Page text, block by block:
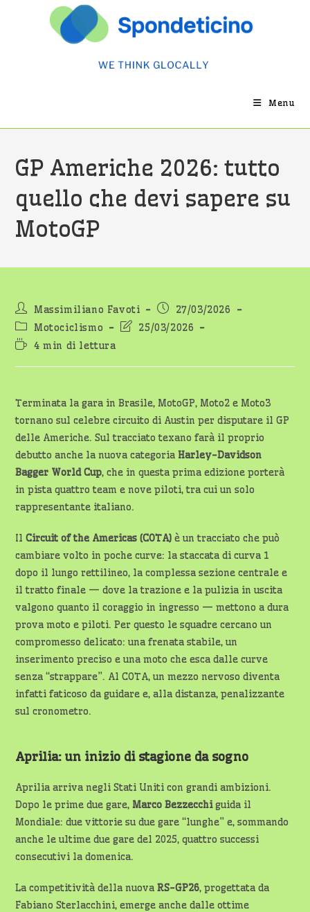
Menu
GP Americhe 2026: tutto
quello che devi sapere su
MotoGP
Autore
dell'articolo:
Massimiliano Favoti
Articolo
pubblicato:
27/03/2026
Categoria
dell'articolo:
Motociclismo
Ultima25/03/2026
Tempo
lettura:
4 min di lettura
Terminata la gara in Brasile, MotoGP, Moto2 e Moto3
tornano sul celebre circuito di Austin per disputare il GP
delle Americhe. Sul tracciato texano farà il proprio
debutto anche la nuova categoriaHarley-Davidson
Bagger World Cup, che in questa prima edizione porterà
in pista quattro team e nove piloti, tra cui un solo
rappresentante italiano.
IlCircuit of the Americas (COTA) è un tracciato che può
cambiare volto in poche curve: la staccata di curva 1
dopo il lungo rettilineo, la complessa sezione centrale e
il tratto finale — dove la trazione e la pulizia in uscita
valgono quanto il coraggio in ingresso — mettono a dura
prova moto e piloti. Per questo le squadre cercano un
compromesso delicato: una frenata stabile, un
inserimento preciso e una moto che esca dalle curve
senza “strappare”. Al COTA, un mezzo nervoso diventa
infatti faticoso da guidare e, alla distanza, penalizzante
sul cronometro.
Aprilia: un inizio di stagione da sogno
Aprilia arriva negli Stati Uniti con grandi ambizioni.
Dopo le prime due gare,Marco Bezzecchiguida il
Mondiale: due vittorie su due gare “lunghe” e, sommando
anche le ultime due gare del 2025, quattro successi
consecutivi la domenica.
La competitività della nuovaRS-GP26, progettata da
Fabiano Sterlacchini, emerge anche dalle ottime